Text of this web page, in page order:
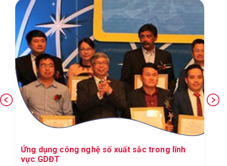
Ứng dụng công nghệ số xuất sắc trong lĩnh
vực GDĐT